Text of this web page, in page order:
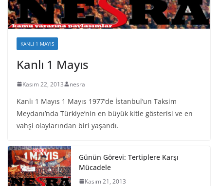
KANLI 1 MAYIS
Kanlı 1 Mayıs
Kasım 22, 2013 nesra
Kanlı 1 Mayıs 1 Mayıs 1977’de İstanbul’un Taksim
Meydanı’nda Türkiye’nin en büyük kitle gösterisi ve en
vahşi olaylarından biri yaşandı.
Günün Görevi: Tertiplere Karşı
Mücadele
Kasım 21, 2013